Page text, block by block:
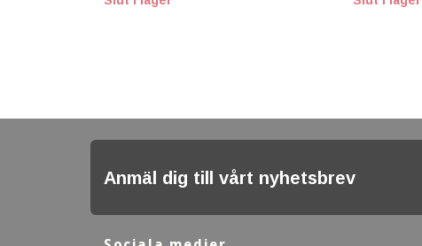
Anmäl dig till vårt nyhetsbrev